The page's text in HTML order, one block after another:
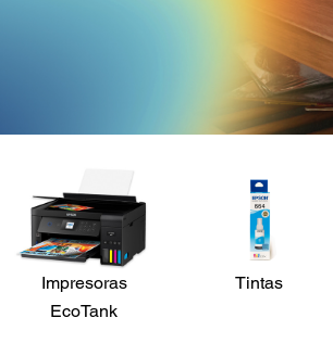
Impresoras
EcoTank
Tintas